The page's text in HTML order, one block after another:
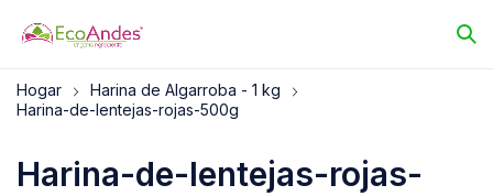
Hogar
Harina de Algarroba - 1 kg
Harina-de-lentejas-rojas-500g
Harina-de-lentejas-rojas-